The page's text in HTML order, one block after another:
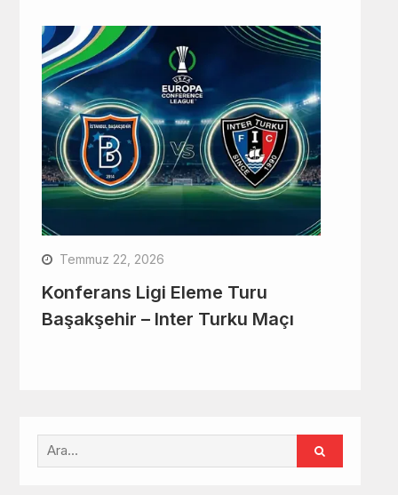
Temmuz 22, 2026
Konferans Ligi Eleme Turu
Başakşehir – Inter Turku Maçı